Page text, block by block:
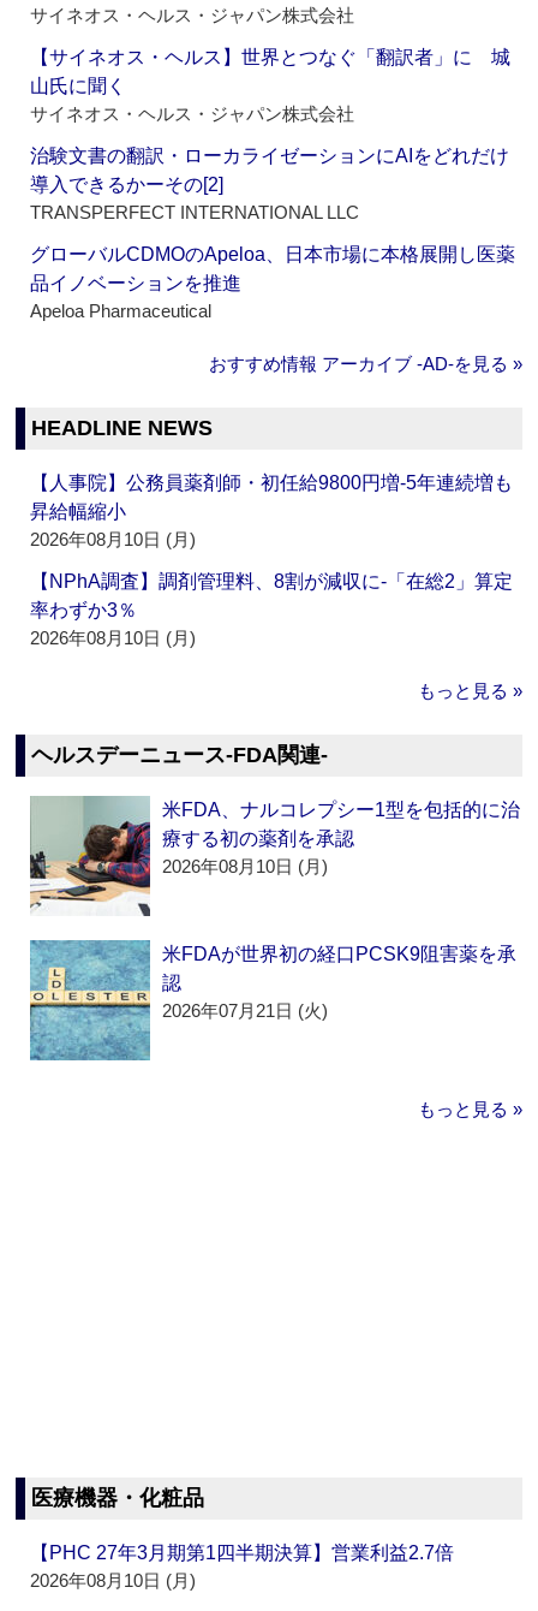
サイネオス・ヘルス・ジャパン株式会社
【サイネオス・ヘルス】世界とつなぐ「翻訳者」に 城
山氏に聞く
サイネオス・ヘルス・ジャパン株式会社
治験文書の翻訳・ローカライゼーションにAIをどれだけ
導入できるかーその[2]
TRANSPERFECT INTERNATIONAL LLC
グローバルCDMOのApeloa、日本市場に本格展開し医薬
品イノベーションを推進
Apeloa Pharmaceutical
おすすめ情報 アーカイブ ‐AD‐を見る »
HEADLINE NEWS
【人事院】公務員薬剤師・初任給9800円増‐5年連続増も
昇給幅縮小
2026年08月10日 (月)
【NPhA調査】調剤管理料、8割が減収に‐「在総2」算定
率わずか3％
2026年08月10日 (月)
もっと見る »
ヘルスデーニュース‐FDA関連‐
米FDA、ナルコレプシー1型を包括的に治
療する初の薬剤を承認
2026年08月10日 (月)
米FDAが世界初の経口PCSK9阻害薬を承
認
2026年07月21日 (火)
もっと見る »
医療機器・化粧品
【PHC 27年3月期第1四半期決算】営業利益2.7倍
2026年08月10日 (月)